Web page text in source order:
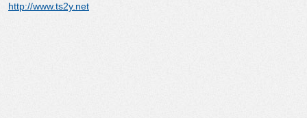
http://www.ts2y.net